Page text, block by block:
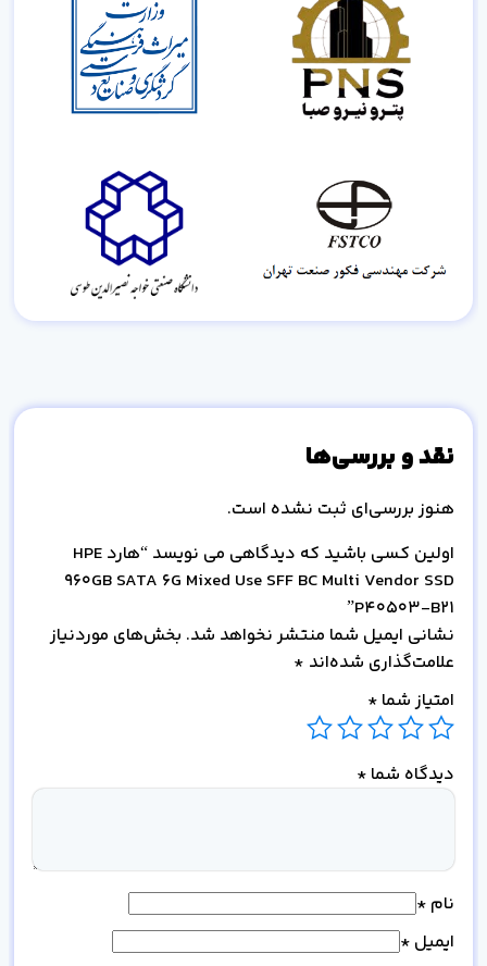
نقد و بررسی‌ها
هنوز بررسی‌ای ثبت نشده است.
اولین کسی باشید که دیدگاهی می نویسد “هارد HPE
960GB SATA 6G Mixed Use SFF BC Multi Vendor SSD
P40503-B21”
نشانی ایمیل شما منتشر نخواهد شد. بخش‌های موردنیاز
علامت‌گذاری شده‌اند *
امتیاز شما *
دیدگاه شما *
نام *
ایمیل *